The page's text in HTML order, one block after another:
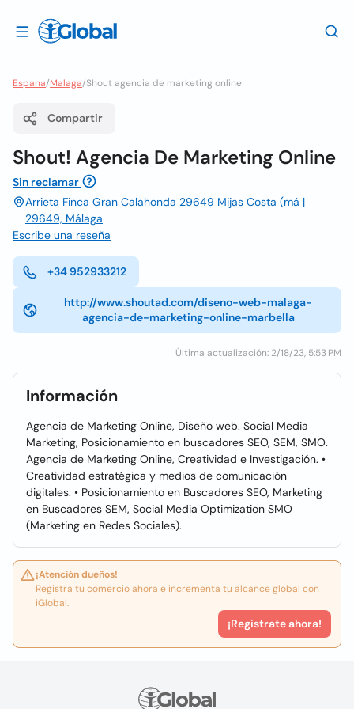
Espana/Malaga/Shout agencia de marketing online
Compartir
Shout! Agencia De Marketing Online
Sin reclamar
Arrieta Finca Gran Calahonda 29649 Mijas Costa (má |
29649, Málaga
Escribe una reseña
+34 952933212
http://www.shoutad.com/diseno-web-malaga-
agencia-de-marketing-online-marbella
Última actualización: 2/18/23, 5:53 PM
Información
Agencia de Marketing Online, Diseño web. Social Media
Marketing, Posicionamiento en buscadores SEO, SEM, SMO.
Agencia de Marketing Online, Creatividad e Investigación. •
Creatividad estratégica y medios de comunicación
digitales. • Posicionamiento en Buscadores SEO, Marketing
en Buscadores SEM, Social Media Optimization SMO
(Marketing en Redes Sociales).
¡Atención dueños!
Registra tu comercio ahora e incrementa tu alcance global con
iGlobal.
¡Registrate ahora!